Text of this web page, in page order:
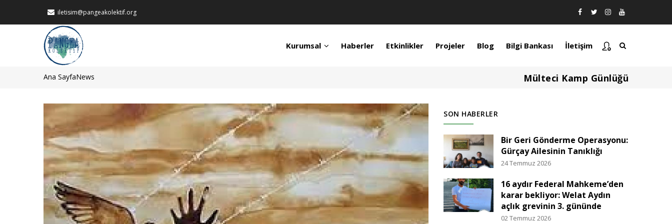
iletisim@pangeakolektif.org
Kurumsal Haberler Etkinlikler Projeler Blog Bilgi Bankası İletişim
Mülteci Kamp Günlüğü
Sayfa
yolu
Ana SayfaNews
Görsel SON HABERLER
Bir Geri Gönderme Operasyonu:
Gürçay Ailesinin Tanıklığı
24 Temmuz 2026
16 aydır Federal Mahkeme’den
karar bekliyor: Welat Aydın
açlık grevinin 3. gününde
02 Temmuz 2026